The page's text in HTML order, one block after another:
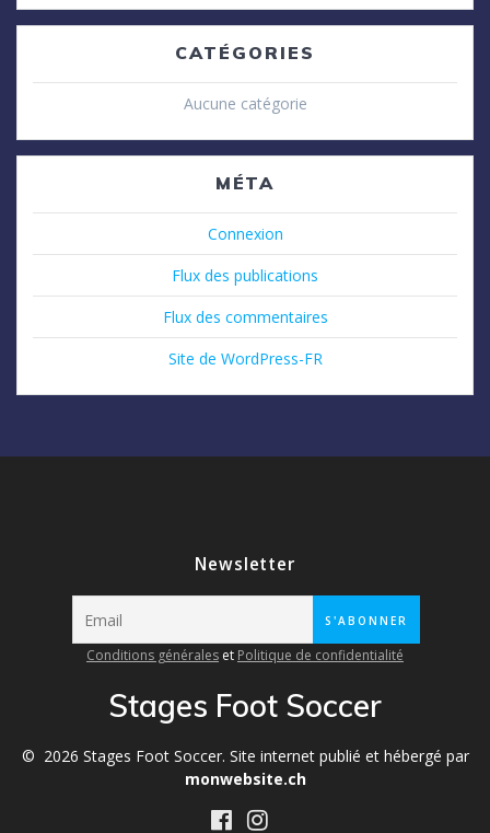
CATÉGORIES
Aucune catégorie
MÉTA
Connexion
Flux des publications
Flux des commentaires
Site de WordPress-FR
Newsletter
Conditions générales et Politique de confidentialité
Stages Foot Soccer
© 2026 Stages Foot Soccer. Site internet publié et hébergé par
monwebsite.ch